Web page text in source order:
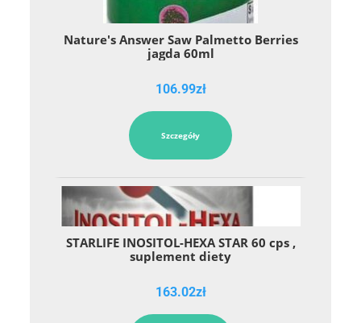
Nature's Answer Saw Palmetto Berries
jagda 60ml
106.99zł
Szczegóły
STARLIFE INOSITOL-HEXA STAR 60 cps ,
suplement diety
163.02zł